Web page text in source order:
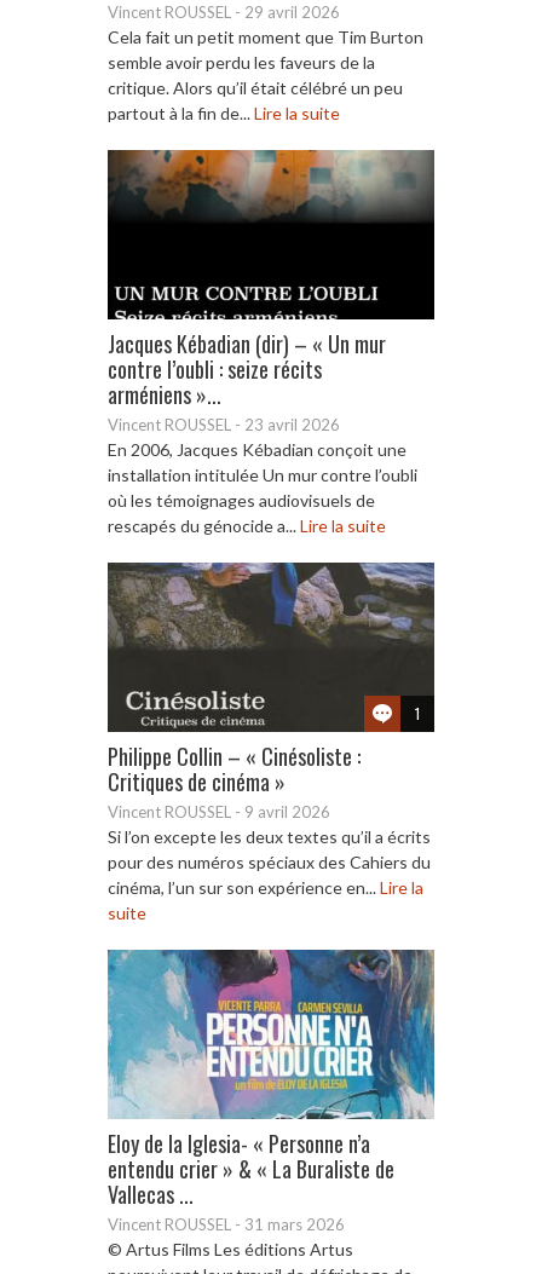
Vincent ROUSSEL - 29 avril 2026
Cela fait un petit moment que Tim Burton
semble avoir perdu les faveurs de la
critique. Alors qu’il était célébré un peu
partout à la fin de...Lire la suite
Jacques Kébadian (dir) – « Un mur
contre l’oubli : seize récits
arméniens »...
Vincent ROUSSEL - 23 avril 2026
En 2006, Jacques Kébadian conçoit une
installation intitulée Un mur contre l’oubli
où les témoignages audiovisuels de
rescapés du génocide a...Lire la suite
1
Philippe Collin – « Cinésoliste :
Critiques de cinéma »
Vincent ROUSSEL - 9 avril 2026
Si l’on excepte les deux textes qu’il a écrits
pour des numéros spéciaux des Cahiers du
cinéma, l’un sur son expérience en...Lire la
suite
Eloy de la Iglesia- « Personne n’a
entendu crier » & « La Buraliste de
Vallecas ...
Vincent ROUSSEL - 31 mars 2026
© Artus Films Les éditions Artus